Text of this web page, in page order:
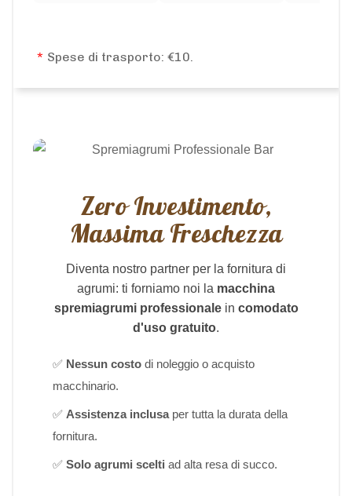
* Spese di trasporto: €10.
Zero Investimento,
Massima Freschezza
Diventa nostro partner per la fornitura di
agrumi: ti forniamo noi la macchina
spremiagrumi professionalein comodato
d'uso gratuito.
✅ Nessun costodi noleggio o acquisto
macchinario.
✅ Assistenza inclusaper tutta la durata della
fornitura.
✅ Solo agrumi scelti ad alta resa di succo.